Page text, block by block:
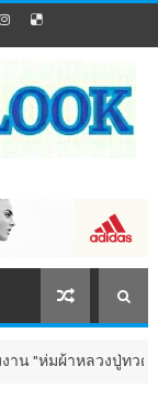
งปู่ทวด ครั้งที่ 13 ปี